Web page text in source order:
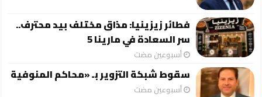
فطائر زيزينيا: مذاق مختلف بيد محترف..
سر السعادة في مارينا 5
‏أسبوعين مضت
سقوط شبكة التزوير بـ «محاكم المنوفية
‏أسبوعين مضت